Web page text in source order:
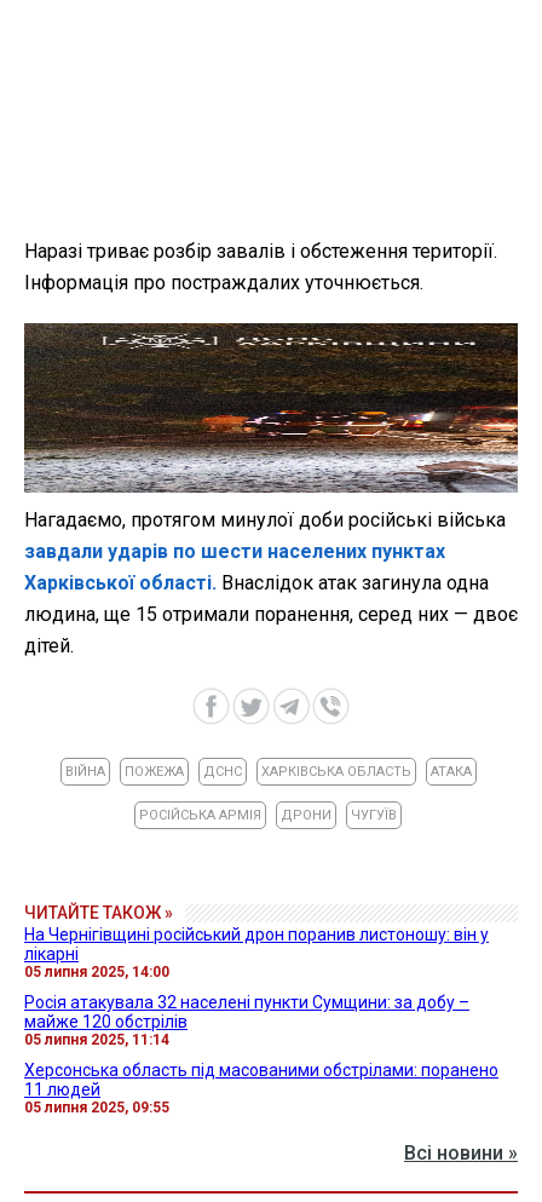
Наразі триває розбір завалів і обстеження території.
Інформація про постраждалих уточнюється.
Нагадаємо, протягом минулої доби російські війська
завдали ударів по шести населених пунктах
Харківської області. Внаслідок атак загинула одна
людина, ще 15 отримали поранення, серед них — двоє
дітей.
ВІЙНА ПОЖЕЖА ДСНС ХАРКІВСЬКА ОБЛАСТЬ АТАКА
РОСІЙСЬКА АРМІЯ ДРОНИ ЧУГУЇВ
ЧИТАЙТЕ ТАКОЖ »
На Чернігівщині російський дрон поранив листоношу: він у
лікарні
05 липня 2025, 14:00
Росія атакувала 32 населені пункти Сумщини: за добу –
майже 120 обстрілів
05 липня 2025, 11:14
Херсонська область під масованими обстрілами: поранено
11 людей
05 липня 2025, 09:55
Всі новини »